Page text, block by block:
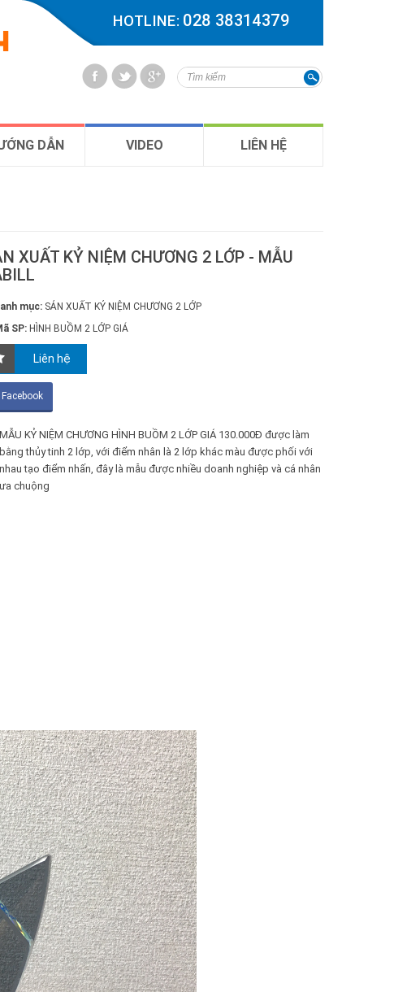
HOTLINE: 028 38314379
DẪN VIDEO LIÊN HỆ
XUẤT KỶ NIỆM CHƯƠNG 2 LỚP - MẪU
mục: SẢN XUẤT KỶ NIỆM CHƯƠNG 2 LỚP
SP: HÌNH BUỒM 2 LỚP GIÁ
Liên hệ
Facebook
MẪU KỶ NIỆM CHƯƠNG HÌNH BUỒM 2 LỚP GIÁ 130.000Đ được làm
bằng thủy tinh 2 lớp, với điểm nhân là 2 lớp khác màu được phối với
nhau tạo điểm nhấn, đây là mẫu được nhiều doanh nghiệp và cá nhân
ưa chuộng